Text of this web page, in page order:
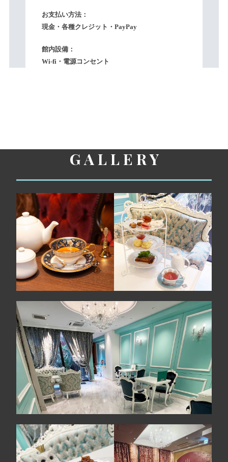
お支払い方法：
現金・各種クレジット・PayPay
館内設備：
Wi-fi・電源コンセント
G A L L E R Y